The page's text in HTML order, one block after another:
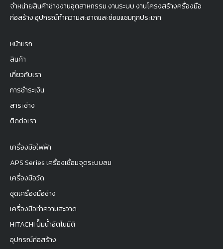
จำหน่ายสินค้าช่างงานอุตสาหกรรม งานระบบ งานโครงสร้างครื่องมือ
ก่อสร้าง อุปกรณ์ทำความสะอาดและซ่อมแซมทุกประเภท
หน้าแรก
สินค้า
เกี่ยวกับเรา
การชำระเงิน
สาระช่าง
ติดต่อเรา
เครื่องมือไฟฟ้า
APS Series เครื่องเชื่อมจุดระบบลม
เครื่องมือวัด
ชุดเครื่องมือช่าง
เครื่องมือทำความสะอาด
HITACHI ปั๊มน้ำอัตโนมัติ
อุปกรณ์ก่อสร้าง